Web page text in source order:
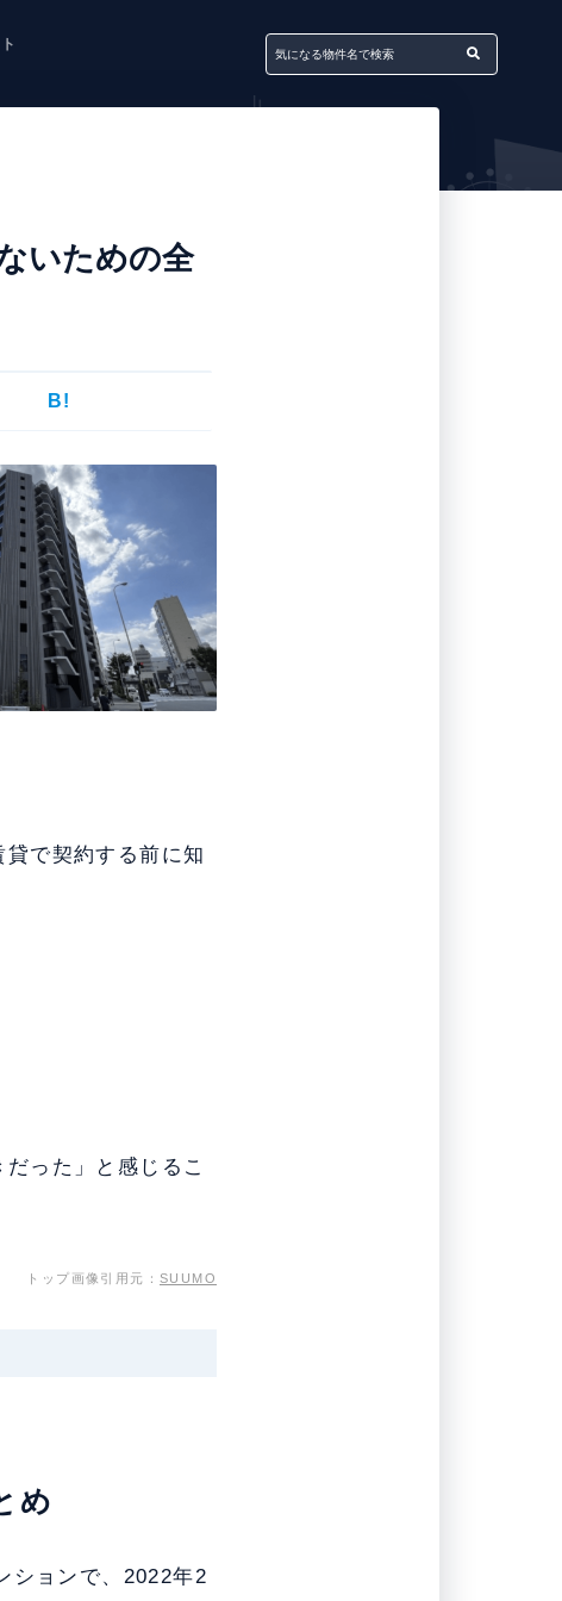
いための全
B!
で契約する前に知
った」と感じるこ
トップ画像引用元： SUUMO
め
ションで、2022年2